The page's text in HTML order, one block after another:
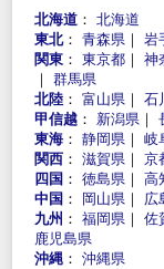
北海道 ： 北海道
東北： 青森県 ｜ 岩
関東 ： 東京都 ｜ 神
｜ 群馬県
北陸 ： 富山県 ｜ 石
甲信越 ： 新潟県 ｜
東海 ： 静岡県 ｜ 岐
関西 ： 滋賀県 ｜ 京
四国 ： 徳島県 ｜ 高
中国 ： 岡山県 ｜ 広
九州 ： 福岡県 ｜ 佐
鹿児島県
沖縄 ： 沖縄県